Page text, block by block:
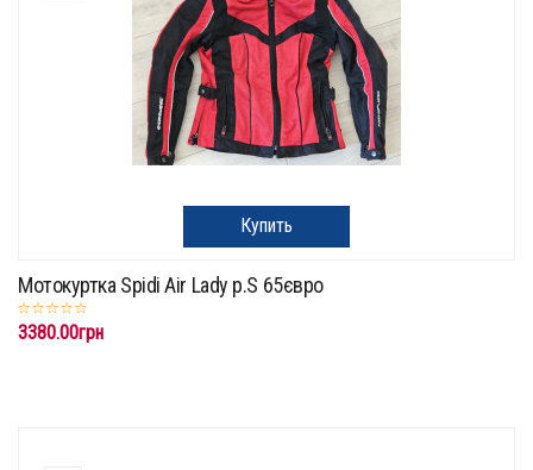
Купить
Мотокуртка Spidi Air Lady p.S 65євро
3380.00грн